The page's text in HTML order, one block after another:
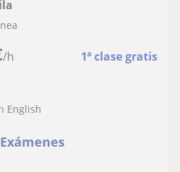
/h 1ª clase gratis
English